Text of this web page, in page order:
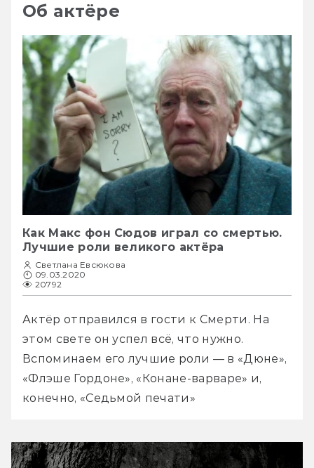
Об актёре
Как Макс фон Сюдов играл со смертью.
Лучшие роли великого актёра
Светлана Евсюкова
09.03.2020
20792
Актёр отправился в гости к Смерти. На
этом свете он успел всё, что нужно.
Вспоминаем его лучшие роли — в «Дюне»,
«Флэше Гордоне», «Конане-варваре» и,